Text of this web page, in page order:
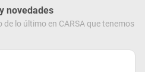
novedades
de lo último en CARSA que tenemos